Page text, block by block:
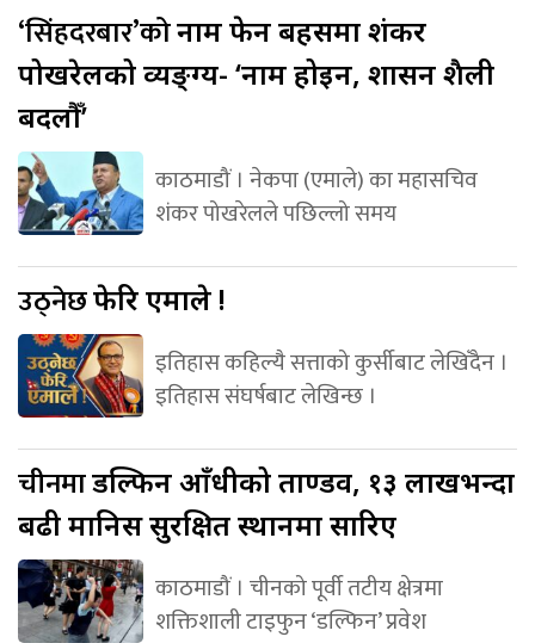
‘सिंहदरबार’कोनाम फेर्ने बहसमा शंकर
पोखरेलको व्यङ्ग्य- ‘नाम होइन, शासन शैली
बदलौँ’
काठमाडौं । नेकपा (एमाले) का महासचिव
शंकर पोखरेलले पछिल्लो समय
उठ्नेछफेरि एमाले !
इतिहास कहिल्यै सत्ताको कुर्सीबाट लेखिँदैन ।
इतिहास संघर्षबाट लेखिन्छ ।
चीनमाडल्फिन आँधीको ताण्डव, १३ लाखभन्दा
बढी मानिस सुरक्षित स्थानमा सारिए
काठमाडौं । चीनको पूर्वी तटीय क्षेत्रमा
शक्तिशाली टाइफुन ‘डल्फिन’ प्रवेश